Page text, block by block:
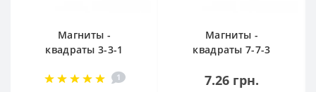
Магниты -
квадраты 3-3-1
1
Магниты -
квадраты 7-7-3
7.26 грн.